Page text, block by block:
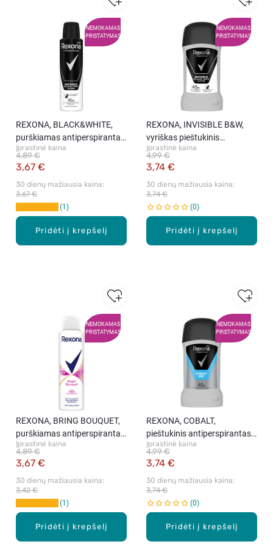
NEMOKAMAS
PRISTATYMAS
Pridėti į krepšelį
REXONA, BLACK&WHITE,
purškiamas antiperspirantas
vyrams, 150 ml
Įprastinė kaina
3,67 €
4,89 €
30 dienų mažiausia kaina:
3,67 €
1
NEMOKAMAS
PRISTATYMAS
Pridėti į krepšelį
REXONA, INVISIBLE B&W,
vyriškas pieštukinis
antiperspirantas , 50 ml
Įprastinė kaina
3,74 €
4,99 €
30 dienų mažiausia kaina:
3,74 €
0
NEMOKAMAS
PRISTATYMAS
Pridėti į krepšelį
REXONA, BRING BOUQUET,
purškiamas antiperspirantas,
150 ml.
Įprastinė kaina
3,67 €
4,89 €
30 dienų mažiausia kaina:
3,42 €
1
NEMOKAMAS
PRISTATYMAS
Pridėti į krepšelį
REXONA, COBALT,
pieštukinis antiperspirantas
vyrams, 50 ml
Įprastinė kaina
3,74 €
4,99 €
30 dienų mažiausia kaina:
3,74 €
0